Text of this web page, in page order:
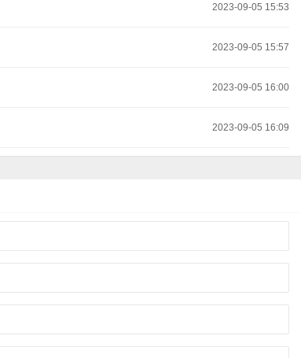
2023-09-05 15:53
2023-09-05 15:57
2023-09-05 16:00
2023-09-05 16:09